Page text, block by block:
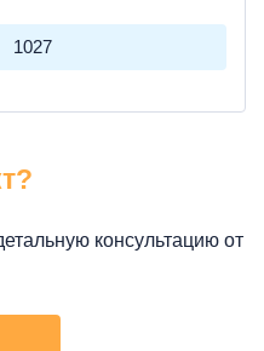
1027
консультацию от